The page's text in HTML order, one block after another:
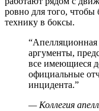
ровно для того, чтобы
технику в боксы.
“Апелляционная
аргументы,
все имеющиеся
официальные
инцидента.”
— Коллегия